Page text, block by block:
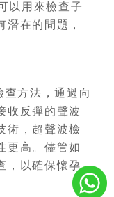
以用來檢查子
在的問題，
查方法，通過向
收反彈的聲波
術，超聲波檢
更高。儘管如
，以確保懷孕